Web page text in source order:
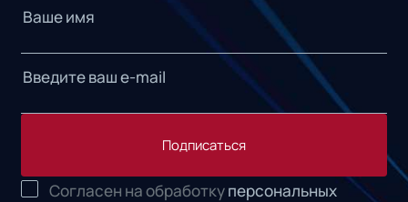
Подписаться
Согласен на обработкуперсональных